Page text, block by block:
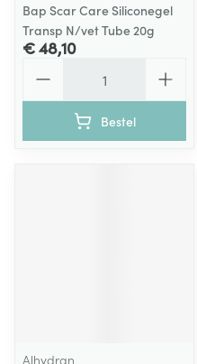
Bap Scar Care Siliconegel
Transp N/vet Tube 20g
€ 48,10
Bestel
Alhydran